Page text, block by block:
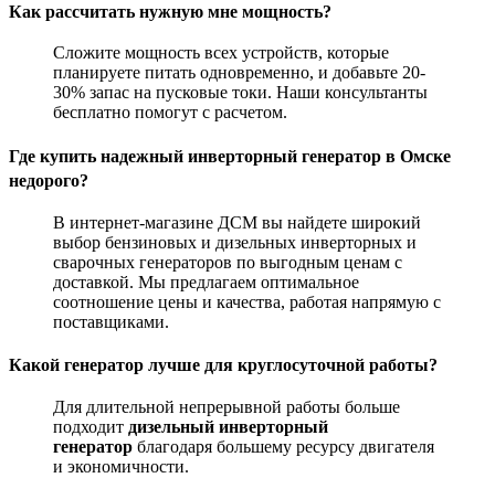
Как рассчитать нужную мне мощность?
Сложите мощность всех устройств, которые
планируете питать одновременно, и добавьте 20-
30% запас на пусковые токи. Наши консультанты
бесплатно помогут с расчетом.
Где купить надежный инверторный генератор в Омске
недорого?
В интернет-магазине ДСМ вы найдете широкий
выбор бензиновых и дизельных инверторных и
сварочных генераторов по выгодным ценам с
доставкой. Мы предлагаем оптимальное
соотношение цены и качества, работая напрямую с
поставщиками.
Какой генератор лучше для круглосуточной работы?
Для длительной непрерывной работы больше
подходит дизельный инверторный
генератор благодаря большему ресурсу двигателя
и экономичности.